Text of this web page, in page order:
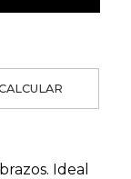
Ideal